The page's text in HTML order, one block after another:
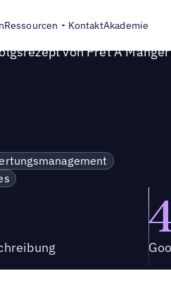
Ressourcen KontaktAkademie
von Pret A